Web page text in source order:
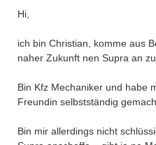
Hi,
ich bin Christian, komme aus
naher Zukunft nen Supra an zu
Bin Kfz Mechaniker und habe
Freundin selbstständig
Bin mir allerdings nicht